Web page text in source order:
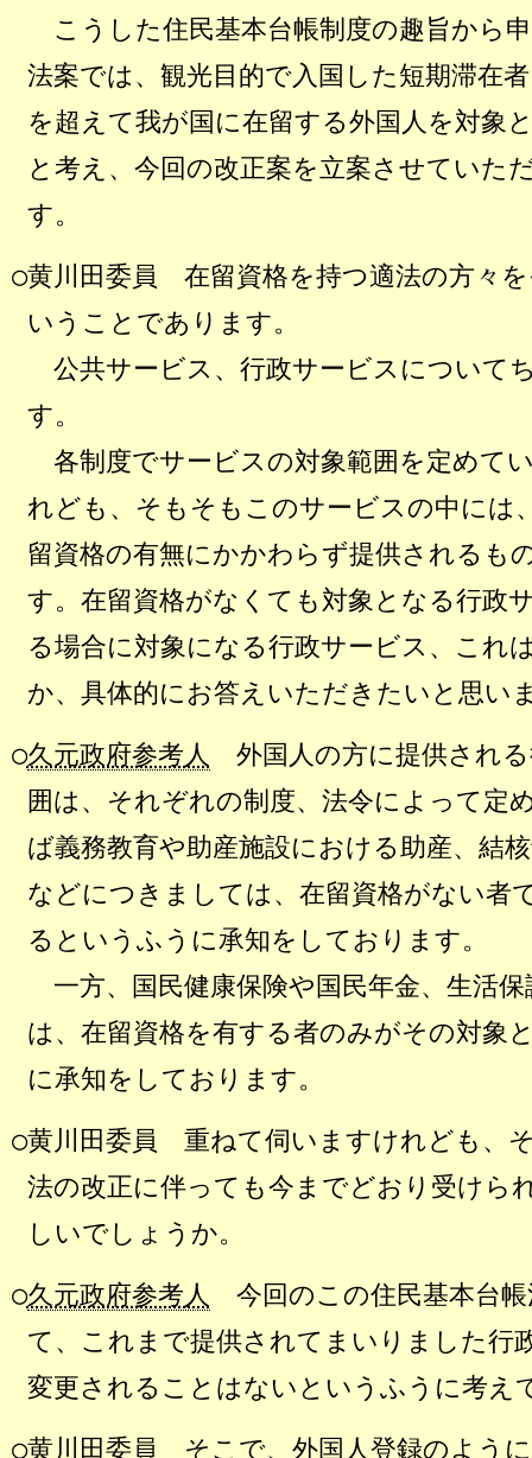
こうした住民基本台帳制度の趣旨から
法案では、観光目的で入国した短期滞在
を超えて我が国に在留する外国人を対象
と考え、今回の改正案を立案させていた
す。
○黄川田委員
在留資格を持つ適法の方々
いうことであります。
公共サービス、行政サービスについて
す。
各制度でサービスの対象範囲を定めて
れども、そもそもこのサービスの中には
留資格の有無にかかわらず提供されるも
す。在留資格がなくても対象となる行政
る場合に対象になる行政サービス、これ
か、具体的にお答えいただきたいと思い
○久元政府参考人
外国人の方に提供され
囲は、それぞれの制度、法令によって定
ば義務教育や助産施設における助産、結
などにつきましては、在留資格がない者
るというふうに承知をしております。
一方、国民健康保険や国民年金、生活
は、在留資格を有する者のみがその対象
に承知をしております。
○黄川田委員
重ねて伺いますけれども、
法の改正に伴っても今までどおり受けら
しいでしょうか。
○久元政府参考人
今回のこの住民基本台
て、これまで提供されてまいりました行
変更されることはないというふうに考え
○黄川田委員 そこで、外国人登録のよう